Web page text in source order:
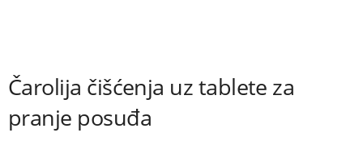
Čarolija čišćenja uz tablete za
pranje posuđa